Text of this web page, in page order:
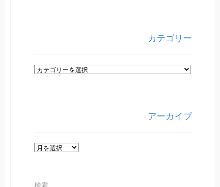
カテゴリー
カ
アーカイブ
ア
イ
検索